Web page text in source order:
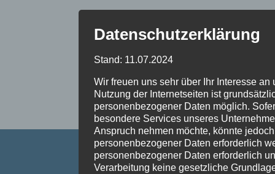
Datenschutzerklärung
Stand: 11.07.2024
Wir freuen uns sehr über Ihr Interesse
Nutzung der Internetseiten ist
personenbezogener Daten möglich.
besondere Services unseres
Anspruch nehmen möchte, könnte
personenbezogener Daten erforderlich
personenbezogener Daten erforderlich
Verarbeitung keine gesetzliche